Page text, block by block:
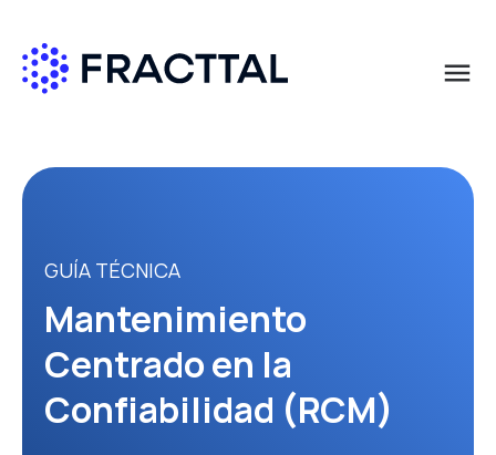
menu
GUÍA TÉCNICA
Mantenimiento
Centrado en la
Confiabilidad (RCM)